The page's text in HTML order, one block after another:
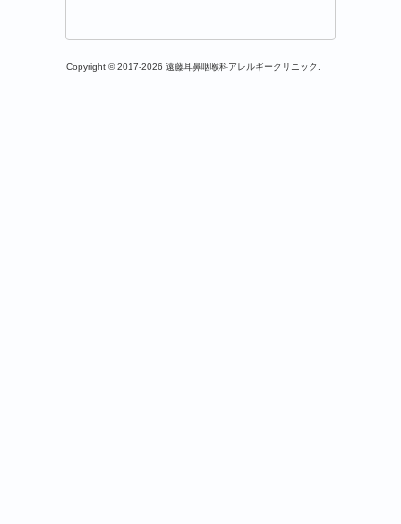
Copyright © 2017-2026 遠藤耳鼻咽喉科アレルギークリニック.